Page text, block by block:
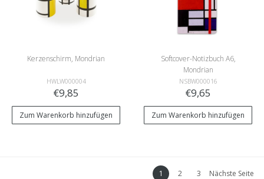
Kerzenschirm, Mondrian
HWLW000004
€9,85
Zum Warenkorb hinzufügen
Softcover-Notizbuch A6,
Mondrian
NSBW000016
€9,65
Zum Warenkorb hinzufügen
1 2 3 Nächste Seite